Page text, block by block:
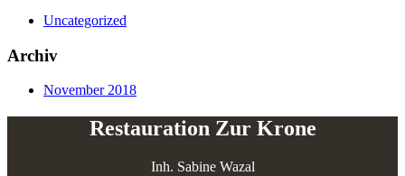
Uncategorized
Archiv
November 2018
Restauration Zur Krone
Inh. Sabine Wazal